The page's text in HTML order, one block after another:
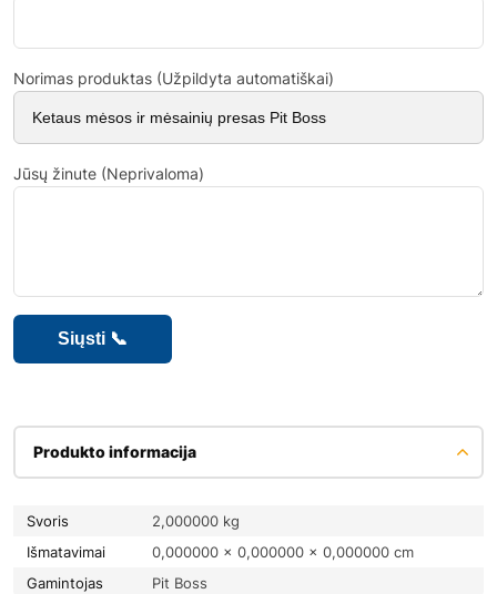
Norimas produktas (Užpildyta automatiškai)
Jūsų žinute (Neprivaloma)
Produkto informacija
Svoris
2,000000 kg
Išmatavimai
0,000000 × 0,000000 × 0,000000 cm
Gamintojas
Pit Boss